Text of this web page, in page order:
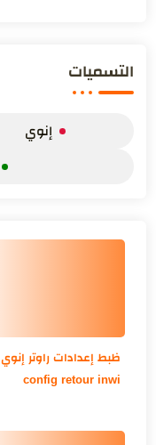
التسميات
إنوي
ظبط إعدادات راوتر إنوي
config retour inwi